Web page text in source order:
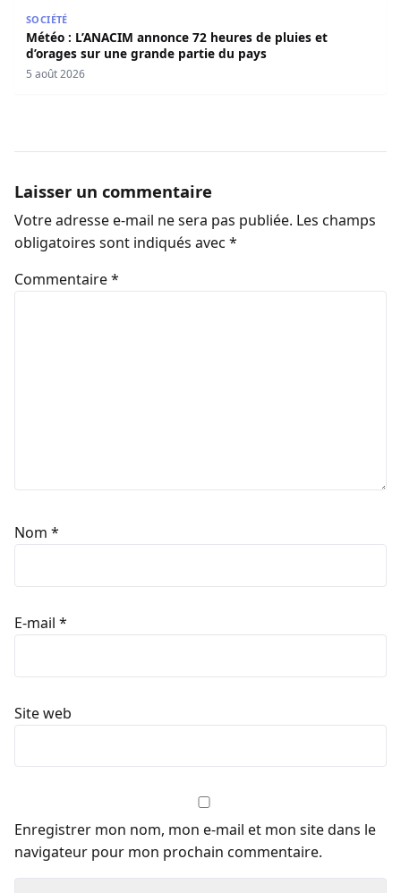
SOCIÉTÉ
Météo : L’ANACIM annonce 72 heures de pluies et
d’orages sur une grande partie du pays
5 août 2026
Laisser un commentaire
Votre adresse e-mail ne sera pas publiée. Les champs
obligatoires sont indiqués avec *
Commentaire*
Nom *
E-mail *
Site web
Enregistrer mon nom, mon e-mail et mon site dans le
navigateur pour mon prochain commentaire.